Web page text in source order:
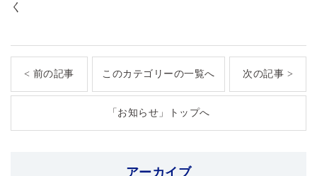
く
< 前の記事 このカテゴリーの一覧へ 次の記事 >
「お知らせ」トップへ
アーカイブ